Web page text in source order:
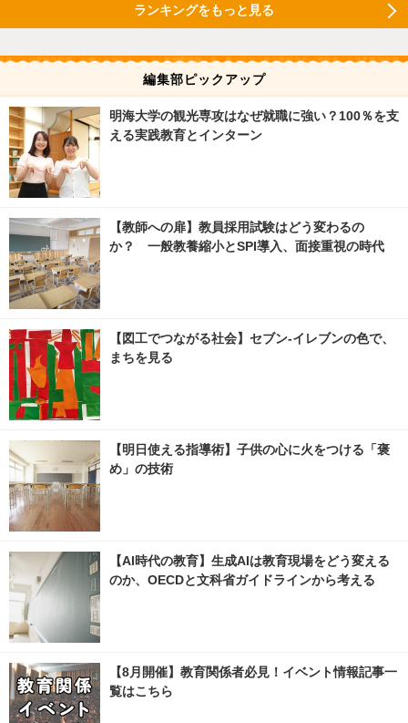
ランキングをもっと見る
編集部ピックアップ
明海大学の観光専攻はなぜ就職に強い？100％を支
える実践教育とインターン
【教師への扉】教員採用試験はどう変わるの
か？ 一般教養縮小とSPI導入、面接重視の時代
【図工でつながる社会】セブン‐イレブンの色で、
まちを見る
【明日使える指導術】子供の心に火をつける「褒
め」の技術
【AI時代の教育】生成AIは教育現場をどう変える
のか、OECDと文科省ガイドラインから考える
【8月開催】教育関係者必見！イベント情報記事一
覧はこちら